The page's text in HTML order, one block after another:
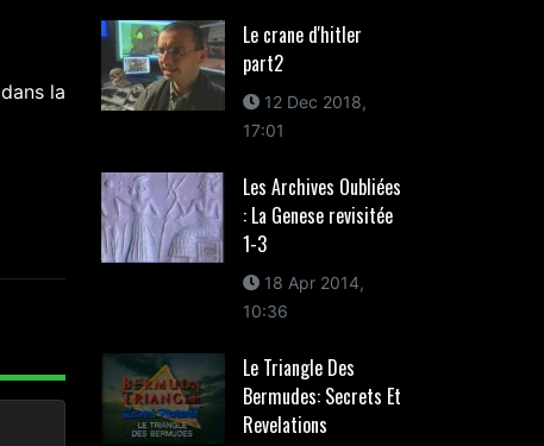
la
Le crane d'hitler
part2
12 Dec 2018,
17:01
Les Archives Oubliées
: La Genese revisitée
1-3
18 Apr 2014,
10:36
Le Triangle Des
Bermudes: Secrets Et
Revelations